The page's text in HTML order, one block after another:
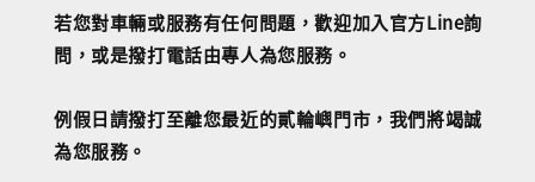
若您對車輛或服務有任何問題，歡迎加入官方Line詢
問，或是撥打電話由專人為您服務。
例假日請撥打至離您最近的貳輪嶼門市，我們將竭誠
為您服務。